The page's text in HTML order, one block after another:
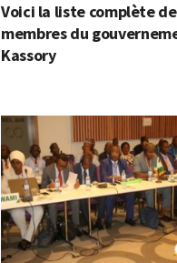
Voici la liste complète
membres du
Kassory